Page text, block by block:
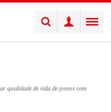
qualidade de vida de jovens com